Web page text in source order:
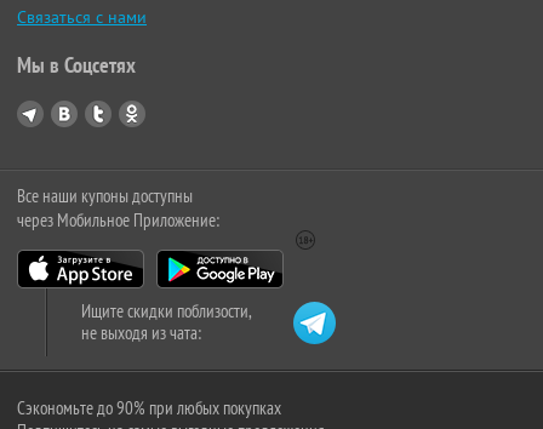
Связаться с нами
Мы в Соцсетях
Все наши купоны доступны
через Мобильное Приложение:
Ищите скидки поблизости,
не выходя из чата:
Сэкономьте до 90% при любых покупках